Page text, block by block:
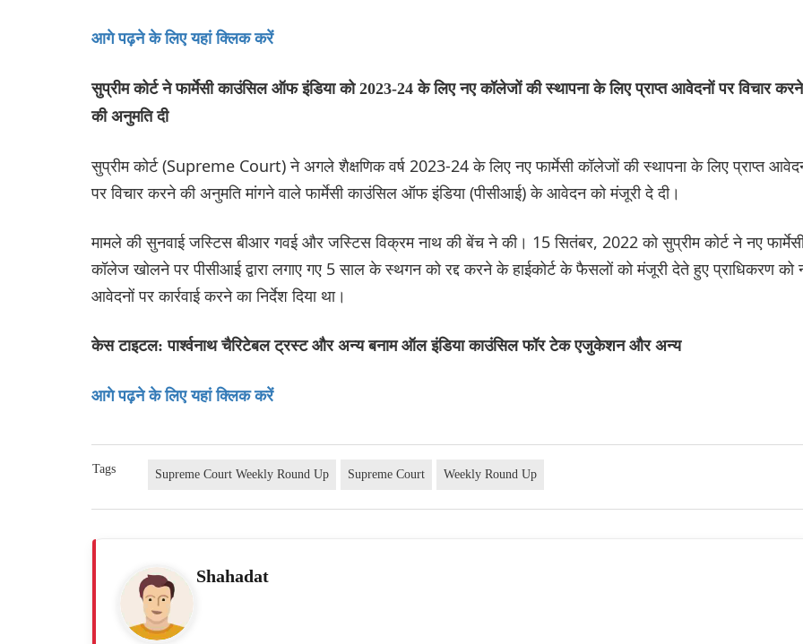
आगे पढ़ने के लिए यहां क्लिक करें
सुप्रीम कोर्ट ने फार्मेसी काउंसिल ऑफ इंडिया को 2023-24 के लिए नए कॉलेजों की स्थापना के लिए प्राप्त आवेदनों पर विचार करने
की अनुमति दी
सुप्रीम कोर्ट (Supreme Court) ने अगले शैक्षणिक वर्ष 2023-24 के लिए नए फार्मेसी कॉलेजों की स्थापना के लिए प्राप्त
पर विचार करने की अनुमति मांगने वाले फार्मेसी काउंसिल ऑफ इंडिया (पीसीआई) के आवेदन को मंजूरी दे दी।
मामले की सुनवाई जस्टिस बीआर गवई और जस्टिस विक्रम नाथ की बेंच ने की। 15 सितंबर, 2022 को सुप्रीम कोर्ट ने नए
कॉलेज खोलने पर पीसीआई द्वारा लगाए गए 5 साल के स्थगन को रद्द करने के हाईकोर्ट के फैसलों को मंजूरी देते हुए प्राधिकरण को
आवेदनों पर कार्रवाई करने का निर्देश दिया था।
केस टाइटल: पार्श्वनाथ चैरिटेबल ट्रस्ट और अन्य बनाम ऑल इंडिया काउंसिल फॉर टेक एजुकेशन और अन्य
आगे पढ़ने के लिए यहां क्लिक करें
Tags Supreme Court Weekly Round Up Supreme Court Weekly Round Up
Shahadat